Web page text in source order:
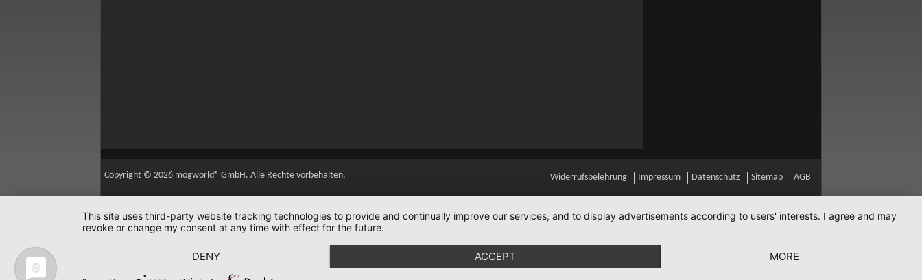
Copyright © 2026 mogworld® GmbH. Alle Rechte vorbehalten. AGB
Sitemap
Datenschutz
Impressum
Widerrufsbelehrung
This site uses third-party website tracking technologies to provide and continually improve our services, and to display advertisements according to users' interests. I agree and may
revoke or change my consent at any time with effect for the future.
DENY ACCEPT MORE